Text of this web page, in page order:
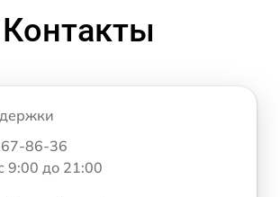
Контакты
86-36
9:00 до 21:00